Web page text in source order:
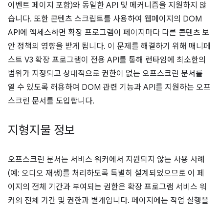
이벤트 페이지 포함)와 동일한 API 및 메커니즘을 지원하지 않
습니다. 또한 콘텐츠 스크립트를 사용하여 웹페이지의 DOM
API에 액세스하면 확장 프로그램이 페이지마다 다른 콘텐츠 보
안 정책의 영향을 받게 됩니다. 이 문제를 해결하기 위해 매니페
스트 V3 확장 프로그램이 전용 API를 통해 런타임에 최소한의
범위가 지정되고 상대적으로 권한이 없는 오프스크린 문서를
열 수 있도록 허용하여 DOM 관련 기능과 API를 지원하는 오프
스크린 문서를 도입합니다.
지형지물 정보
오프스크린 문서는 서비스 워커에서 지원되지 않는 사용 사례
(예: 오디오 재생)를 처리하도록 특별히 설계되었으므로 이 페
이지의 전체 기간과 부여되는 권한은 확장 프로그램 서비스 워
커의 전체 기간 및 권한과 별개입니다. 페이지에는 작업 실행을